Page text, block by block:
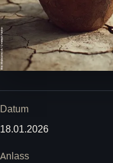
Datum
18.01.2026
Anlass